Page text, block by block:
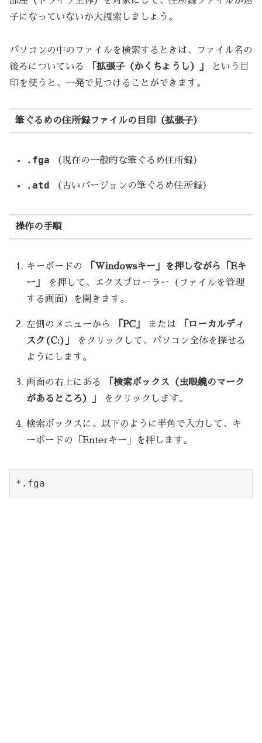
子になっていないか大捜索しましょう。
パソコンの中のファイルを検索するときは、ファイル名の
後ろについている
「拡張子（かくちょうし）」
という目
印を使うと、一発で見つけることができます。
筆ぐるめの住所録ファイルの目印（拡張子）
.fga （現在の一般的な筆ぐるめ住所録）
.atd （古いバージョンの筆ぐるめ住所録）
操作の手順
キーボードの
「Windowsキー」を押しながら「Eキ
ー」
を押して、エクスプローラー（ファイルを管理
する画面）を開きます。
左側のメニューから 「PC」 または
「ローカルディ
スク(C:)」
をクリックして、パソコン全体を探せる
ようにします。
画面の右上にある
「検索ボックス（虫眼鏡のマーク
があるところ）」
をクリックします。
検索ボックスに、以下のように半角で入力して、キ
ーボードの「Enterキー」を押します。